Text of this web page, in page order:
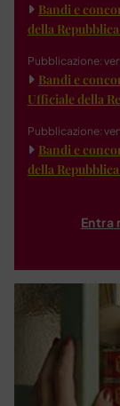
Bandi e
della
Pubblicazione:
Bandi e
Ufficiale della
Pubblicazione:
Bandi e
della
Entra